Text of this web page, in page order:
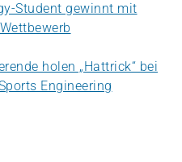
Student gewinnt mit
holen „Hattrick“ bei
Engineering